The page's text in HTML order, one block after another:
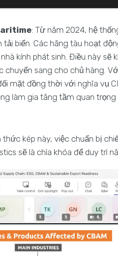
: Từ năm 2024, hệ
tải biển. Các hãng tàu hoạt
kính phát sinh. Điều này sẽ
chuyển sang cho chủ hàng.
mặt đồng thời với nghĩa vụ
làm gia tăng tầm quan
kép này, việc chuẩn bị
sẽ là chìa khóa để duy trì